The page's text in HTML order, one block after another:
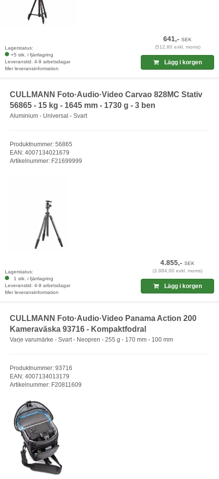
Lagerstatus:
+5 stk. i fjärrlagring
Leveranstid: 4-9 arbetsdagar
Mer leveransinformation
641,-SEK
(512,80 exkl. moms)
Lägg i korgen
CULLMANN Foto·Audio·Video Carvao 828MC Stativ
56865 - 15 kg - 1645 mm - 1730 g - 3 ben
Aluminium - Universal - Svart
Produktnummer: 56865
EAN: 4007134021679
Artikelnummer: F21699999
Lagerstatus:
1 stk. i fjärrlagring
Leveranstid: 4-9 arbetsdagar
Mer leveransinformation
4.855,-SEK
(3.884,00 exkl. moms)
Lägg i korgen
CULLMANN Foto·Audio·Video Panama Action 200
Kameraväska 93716 - Kompaktfodral
Varje varumärke - Svart - Neopren - 255 g - 170 mm - 100 mm
Produktnummer: 93716
EAN: 4007134013179
Artikelnummer: F20811609